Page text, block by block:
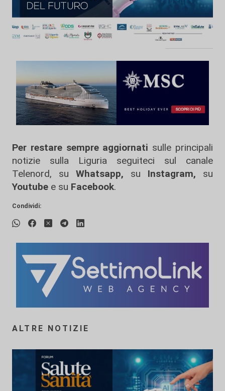
Per restare sempre aggiornati sulle principali
notizie sulla Liguria seguiteci sul canale
Telenord, su
Whatsapp, su Instagram, su
Youtube e su Facebook.
Condividi:
ALTRE NOTIZIE